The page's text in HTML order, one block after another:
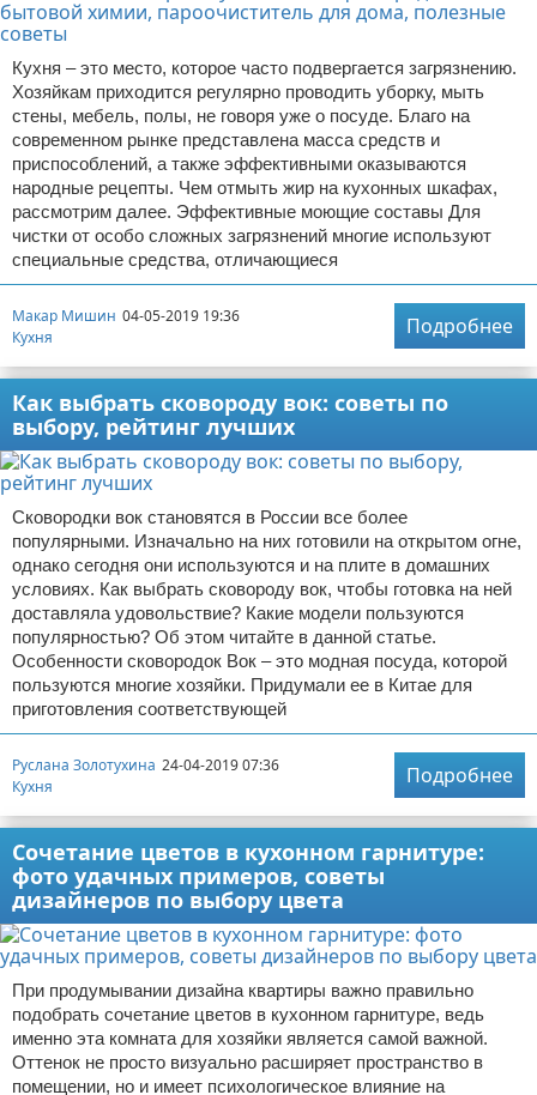
Кухня – это место, которое часто подвергается загрязнению.
Хозяйкам приходится регулярно проводить уборку, мыть
стены, мебель, полы, не говоря уже о посуде. Благо на
современном рынке представлена масса средств и
приспособлений, а также эффективными оказываются
народные рецепты. Чем отмыть жир на кухонных шкафах,
рассмотрим далее. Эффективные моющие составы Для
чистки от особо сложных загрязнений многие используют
специальные средства, отличающиеся
Макар Мишин 04-05-2019 19:36
Кухня
Подробнее
Как выбрать сковороду вок: советы по
выбору, рейтинг лучших
Сковородки вок становятся в России все более
популярными. Изначально на них готовили на открытом огне,
однако сегодня они используются и на плите в домашних
условиях. Как выбрать сковороду вок, чтобы готовка на ней
доставляла удовольствие? Какие модели пользуются
популярностью? Об этом читайте в данной статье.
Особенности сковородок Вок – это модная посуда, которой
пользуются многие хозяйки. Придумали ее в Китае для
приготовления соответствующей
Руслана Золотухина 24-04-2019 07:36
Кухня
Подробнее
Сочетание цветов в кухонном гарнитуре:
фото удачных примеров, советы
дизайнеров по выбору цвета
При продумывании дизайна квартиры важно правильно
подобрать сочетание цветов в кухонном гарнитуре, ведь
именно эта комната для хозяйки является самой важной.
Оттенок не просто визуально расширяет пространство в
помещении, но и имеет психологическое влияние на